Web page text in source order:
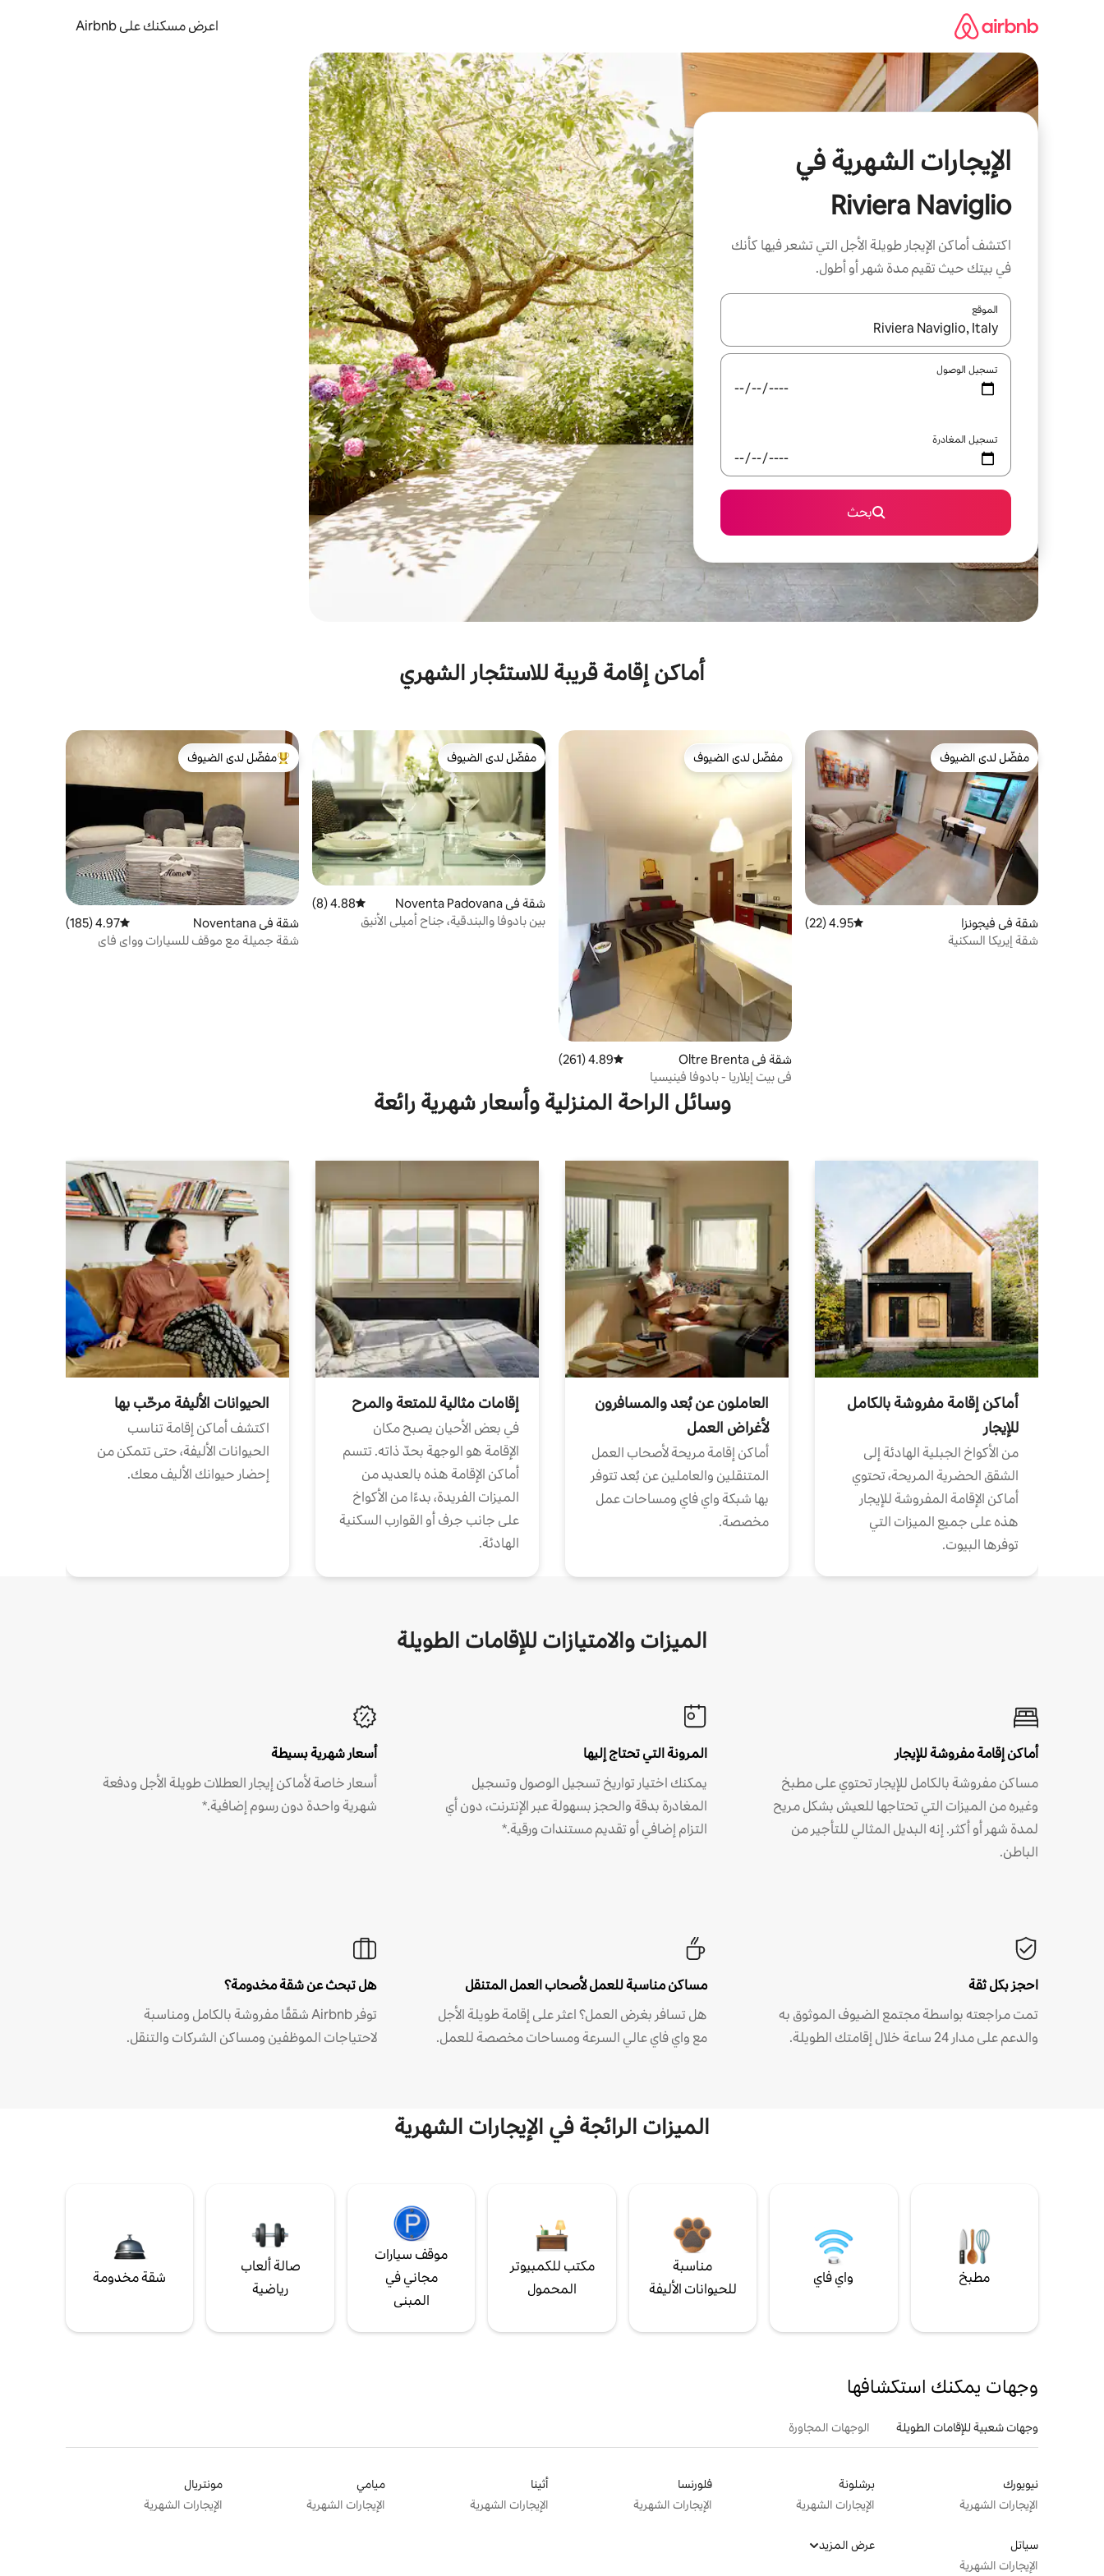
اعرض مسكنك على Airbnb
الإيجارات الشهرية في
Riviera Naviglio
اكتشف أماكن الإيجار طويلة الأجل التي تشعر فيها كأنك
في بيتك حيث تقيم مدة شهر أو أطول.
الموقع
عند توفر النتائج، انتقل باستخدام السهمين لأعلى ولأسفل أو استكشف عن طريق اللمس أو السحب.
تسجيل الوصول
تسجيل المغادرة
بحث
أماكن إقامة قريبة للاستئجار الشهري
مفضّل لدى الضيوف
مفضّل لدى الضيوف
شقة في فيجونزا متوسط التقييم 4.95 من 5، 22 مراجعات
4.95 (22)
شقة إيريكا السكنية
مفضّل لدى الضيوف
مفضّل لدى الضيوف
شقة في Oltre Brenta متوسط التقييم 4.89 من 5، 261 مراجعات
4.89 (261)
في بيت إيلاريا - بادوفا فينيسيا
مفضّل لدى الضيوف
مفضّل لدى الضيوف
شقة في Noventa Padovana متوسط التقييم 4.88 من 5، 8 مراجعات
4.88 (8)
بين بادوفا والبندقية، جناح أميلي الأنيق
من أبرز البيوت المفضّلة لدى الضيوف
مفضّل لدى الضيوف
شقة في Noventana متوسط التقييم 4.97 من 5، 185 مراجعات
4.97 (185)
شقة جميلة مع موقف للسيارات وواي فاي
وسائل الراحة المنزلية وأسعار شهرية رائعة
أماكن إقامة مفروشة بالكامل
للإيجار
من الأكواخ الجبلية الهادئة إلى
الشقق الحضرية المريحة، تحتوي
أماكن الإقامة المفروشة للإيجار
هذه على جميع الميزات التي
توفرها البيوت.
العاملون عن بُعد والمسافرون
لأغراض العمل
أماكن إقامة مريحة لأصحاب العمل
المتنقلين والعاملين عن بُعد تتوفر
بها شبكة واي فاي ومساحات عمل
مخصصة.
إقامات مثالية للمتعة والمرح
في بعض الأحيان يصبح مكان
الإقامة هو الوجهة بحدّ ذاته. تتسم
أماكن الإقامة هذه بالعديد من
الميزات الفريدة، بدءًا من الأكواخ
على جانب جرف أو القوارب السكنية
الهادئة.
الحيوانات الأليفة مرحّب بها
اكتشف أماكن إقامة تناسب
الحيوانات الأليفة، حتى تتمكن من
إحضار حيوانك الأليف معك.
الميزات والامتيازات للإقامات الطويلة
أماكن إقامة مفروشة للإيجار
مساكن مفروشة بالكامل للإيجار تحتوي على مطبخ
وغيره من الميزات التي تحتاجها للعيش بشكل مريح
لمدة شهر أو أكثر. إنه البديل المثالي للتأجير من
الباطن.
المرونة التي تحتاج إليها
يمكنك اختيار تواريخ تسجيل الوصول وتسجيل
المغادرة بدقة والحجز بسهولة عبر الإنترنت، دون أي
التزام إضافي أو تقديم مستندات ورقية.*
أسعار شهرية بسيطة
أسعار خاصة لأماكن إيجار العطلات طويلة الأجل ودفعة
شهرية واحدة دون رسوم إضافية.*
احجز بكل ثقة
تمت مراجعته بواسطة مجتمع الضيوف الموثوق به
والدعم على مدار 24 ساعة خلال إقامتك الطويلة.
مساكن مناسبة للعمل لأصحاب العمل المتنقل
هل تسافر بغرض العمل؟ اعثر على إقامة طويلة الأجل
مع واي فاي عالي السرعة ومساحات مخصصة للعمل.
هل تبحث عن شقة مخدومة؟
توفر Airbnb شققًا مفروشة بالكامل ومناسبة
لاحتياجات الموظفين ومساكن الشركات والتنقل.
الميزات الرائجة في الإيجارات الشهرية
مطبخ واي فاي
مناسبة
للحيوانات الأليفة
مكتب للكمبيوتر
المحمول
موقف سيارات
مجاني في
المبنى
صالة ألعاب
رياضية
شقة مخدومة
وجهات يمكنك استكشافها
وجهات شعبية للإقامات الطويلة الوجهات المجاورة
نيويورك
الإيجارات الشهرية
برشلونة
الإيجارات الشهرية
فلورنسا
الإيجارات الشهرية
أثينا
الإيجارات الشهرية
ميامي
الإيجارات الشهرية
مونتريال
الإيجارات الشهرية
سياتل
الإيجارات الشهرية
عرض المزيد